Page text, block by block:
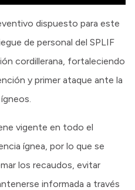
dispuesto para este
de personal del SPLIF
cordillerana, fortaleciendo
y primer ataque ante la
vigente en todo el
ígnea, por lo que se
los recaudos, evitar
informada a través